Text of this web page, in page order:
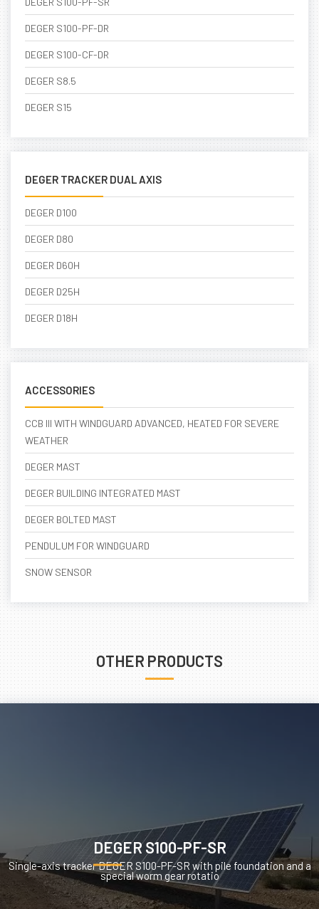
DEGER S100-PF-DR
DEGER S100-CF-DR
DEGER S8.5
DEGER S15
DEGER TRACKER DUAL AXIS
DEGER D100
DEGER D80
DEGER D60H
DEGER D25H
DEGER D18H
ACCESSORIES
CCB III WITH WINDGUARD ADVANCED, HEATED FOR SEVERE
WEATHER
DEGER MAST
DEGER BUILDING INTEGRATED MAST
DEGER BOLTED MAST
PENDULUM FOR WINDGUARD
SNOW SENSOR
OTHER PRODUCTS
DEGER S100-PF-SR
Single-axis tracker DEGER S100-PF-SR with pile foundation and a
special worm gear rotatio